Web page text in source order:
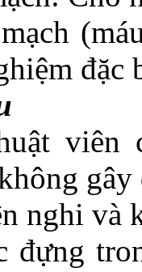
đặc
viên
gây
nghi và
đựng